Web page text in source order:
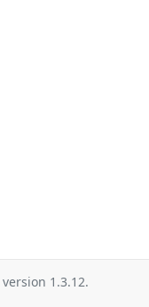
version 1.3.12.